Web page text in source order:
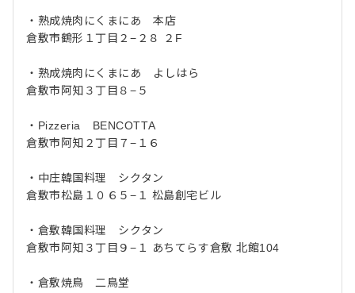
・熟成焼肉にくまにあ 本店
倉敷市鶴形１丁目２−２８ ２F
・熟成焼肉にくまにあ よしはら
倉敷市阿知３丁目８−５
・Pizzeria BENCOTTA
倉敷市阿知２丁目７−１６
・中庄韓国料理 シクタン
倉敷市松島１０６５−１ 松島創宅ビル
・倉敷韓国料理 シクタン
倉敷市阿知３丁目９−１ あちてらす倉敷 北館104
・倉敷焼鳥 二鳥堂